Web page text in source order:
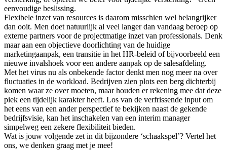
eenvoudige beslissing.
Flexibele inzet van resources is daarom misschien wel belangrijker
dan ooit. Men doet natuurlijk al veel langer dan vandaag beroep op
externe partners voor de projectmatige inzet van professionals. Denk
maar aan een objectieve doorlichting van de huidige
marketingaanpak, een transitie in het HR-beleid of bijvoorbeeld een
nieuwe invalshoek voor een andere aanpak op de salesafdeling.
Met het virus nu als onbekende factor denkt men nog meer na over
fluctuaties in de workload. Bedrijven zien plots een berg dichterbij
komen waar ze over moeten, maar houden er rekening mee dat deze
piek een tijdelijk karakter heeft. Los van de verfrissende input om
het eens van een ander perspectief te bekijken naast de gekende
bedrijfsvisie, kan het inschakelen van een interim manager
simpelweg een zekere flexibiliteit bieden.
Wat is jouw volgende zet in dit bijzondere ‘schaakspel’? Vertel het
ons, we denken graag met je mee!